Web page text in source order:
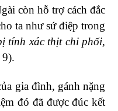
còn hỗ trợ cách đắc
ta như sứ điệp trong
tính xác thịt chi phối,
9).
gia đình, gánh nặng
đó đã được đúc kết